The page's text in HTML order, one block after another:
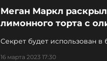
Меган Маркл
лимонного торта с
Секрет будет использован в
16 марта 2023 17:30